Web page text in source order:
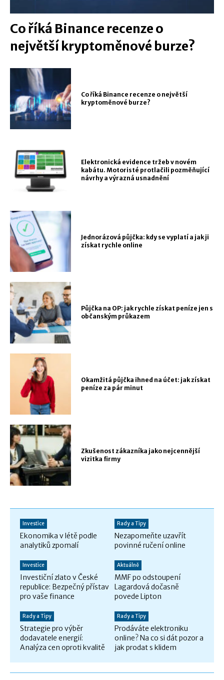
Co říká Binance recenze o
největší kryptoměnové burze?
Co říká Binance recenze o největší
kryptoměnové burze?
Elektronická evidence tržeb v novém
kabátu. Motoristé protlačili pozměňující
návrhy a výrazná usnadnění
Jednorázová půjčka: kdy se vyplatí a jak ji
získat rychle online
Půjčka na OP: jak rychle získat peníze jen s
občanským průkazem
Okamžitá půjčka ihned na účet: jak získat
peníze za pár minut
Zkušenost zákazníka jako nejcennější
vizitka firmy
Investice
Ekonomika v létě podle
analytiků zpomalí
Rady a Tipy
Nezapomeňte uzavřít
povinné ručení online
Investice
Investiční zlato v České
republice: Bezpečný přístav
pro vaše finance
Aktuálně
MMF po odstoupení
Lagardová dočasně
povede Lipton
Rady a Tipy
Strategie pro výběr
dodavatele energií:
Analýza cen oproti kvalitě
Rady a Tipy
Prodáváte elektroniku
online? Na co si dát pozor a
jak prodat s klidem